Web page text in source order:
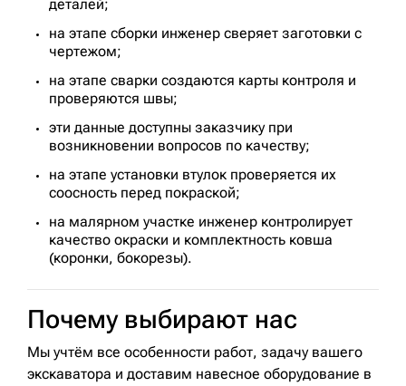
деталей;
на этапе сборки инженер сверяет заготовки с
чертежом;
на этапе сварки создаются карты контроля и
проверяются швы;
эти данные доступны заказчику при
возникновении вопросов по качеству;
на этапе установки втулок проверяется их
соосность перед покраской;
на малярном участке инженер контролирует
качество окраски и комплектность ковша
(коронки, бокорезы).
Почему выбирают нас
Мы учтём все особенности работ, задачу вашего
экскаватора и доставим навесное оборудование в